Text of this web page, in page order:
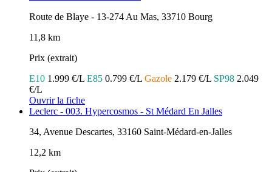
Route de Blaye - 13-274 Au Mas, 33710 Bourg
11,8 km
Prix (extrait)
E10 1.999 €/L E85 0.799 €/L Gazole 2.179 €/L SP98 2.049
€/L
Ouvrir la fiche
Leclerc - 003. Hypercosmos - St Médard En Jalles
34, Avenue Descartes, 33160 Saint-Médard-en-Jalles
12,2 km